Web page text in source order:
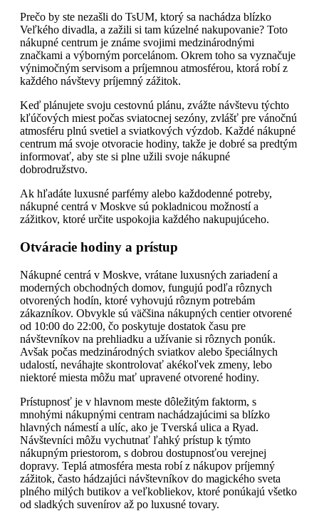
Prečo by ste nezašli do TsUM, ktorý sa nachádza blízko
Veľkého divadla, a zažili si tam kúzelné nakupovanie? Toto
nákupné centrum je známe svojimi medzinárodnými
značkami a výborným porcelánom. Okrem toho sa vyznačuje
výnimočným servisom a príjemnou atmosférou, ktorá robí z
každého návštevy príjemný zážitok.
Keď plánujete svoju cestovnú plánu, zvážte návštevu týchto
kľúčových miest počas sviatocnej sezóny, zvlášť pre vánočnú
atmosféru plnú svetiel a sviatkových výzdob. Každé nákupné
centrum má svoje otvoracie hodiny, takže je dobré sa predtým
informovať, aby ste si plne užili svoje nákupné
dobrodružstvo.
Ak hľadáte luxusné parfémy alebo každodenné potreby,
nákupné centrá v Moskve sú pokladnicou možností a
zážitkov, ktoré určite uspokojia každého nakupujúceho.
Otváracie hodiny a prístup
Nákupné centrá v Moskve, vrátane luxusných zariadení a
moderných obchodných domov, fungujú podľa rôznych
otvorených hodín, ktoré vyhovujú rôznym potrebám
zákazníkov. Obvykle sú väčšina nákupných centier otvorené
od 10:00 do 22:00, čo poskytuje dostatok času pre
návštevníkov na prehliadku a užívanie si rôznych ponúk.
Avšak počas medzinárodných sviatkov alebo špeciálnych
udalostí, neváhajte skontrolovať akékoľvek zmeny, lebo
niektoré miesta môžu mať upravené otvorené hodiny.
Prístupnosť je v hlavnom meste dôležitým faktorm, s
mnohými nákupnými centram nachádzajúcimi sa blízko
hlavných námestí a ulíc, ako je Tverská ulica a Ryad.
Návštevníci môžu vychutnať ľahký prístup k týmto
nákupným priestorom, s dobrou dostupnosťou verejnej
dopravy. Teplá atmosféra mesta robí z nákupov príjemný
zážitok, často hádzajúci návštevníkov do magického sveta
plného milých butikov a veľkobliekov, ktoré ponúkajú všetko
od sladkých suvenírov až po luxusné tovary.